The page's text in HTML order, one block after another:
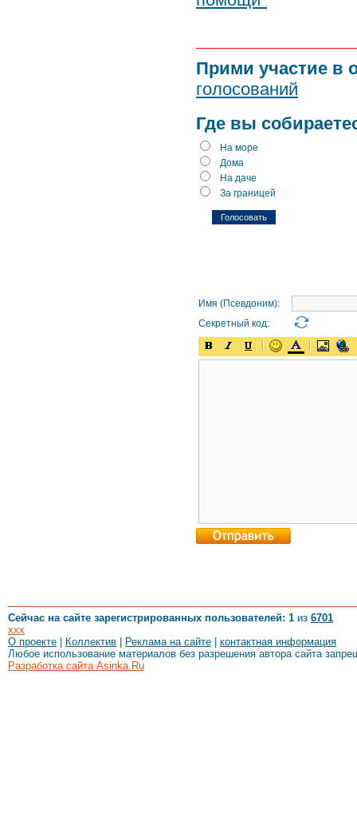
Прими участие в
голосований
Где вы
На море
Дома
На даче
За границей
Имя (Псевдоним):
Секретный код:
Сейчас на сайте зарегистрированных пользователей: 1 из 6701
xxx
О проекте
Коллектив Реклама на сайте
контактная информация
Любое использование материалов без разрешения автора сайта
Разработка сайта Asinka.Ru